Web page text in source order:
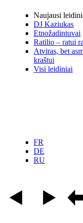
Naujausi
DJ Kaziukas
Etnožadintuvai
Ratilio – ratui
Atviras, bet
kraštui
Visi leidiniai
FR
DE
RU